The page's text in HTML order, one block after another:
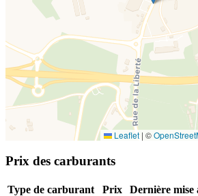
Leaflet | ©
Prix des carburants
Type de carburant Prix
Dernière mise